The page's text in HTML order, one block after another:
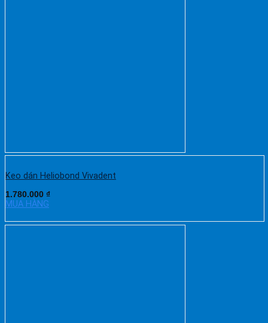
Keo dán Heliobond Vivadent
1.780.000 ₫
MUA HÀNG